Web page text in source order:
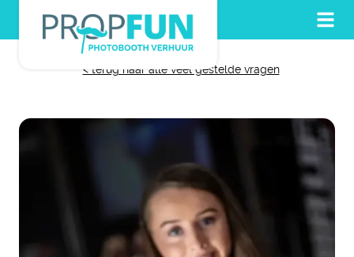
< terug naar alle veel gestelde vragen